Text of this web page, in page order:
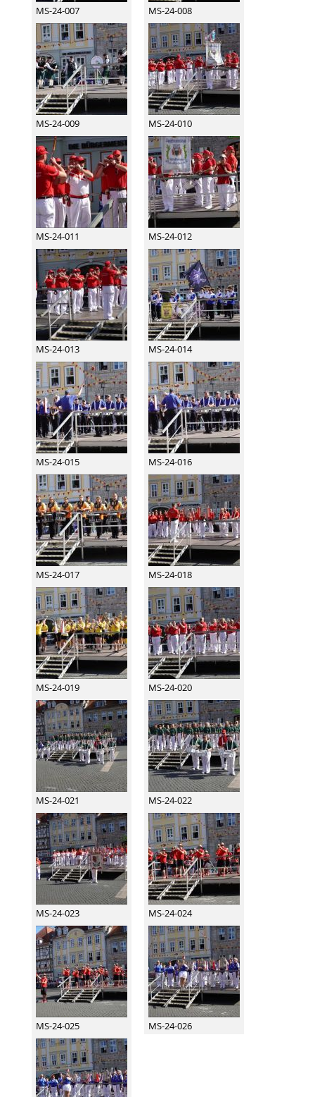
MS-24-007 MS-24-008
MS-24-009 MS-24-010
MS-24-011 MS-24-012
MS-24-013 MS-24-014
MS-24-015 MS-24-016
MS-24-017 MS-24-018
MS-24-019 MS-24-020
MS-24-021 MS-24-022
MS-24-023 MS-24-024
MS-24-025 MS-24-026